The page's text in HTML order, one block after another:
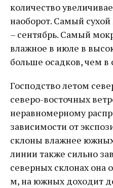
количество
наоборот. Самый
– сентябрь. Самый
влажное в июле в
больше осадков, чем в
Господство летом
северо-восточных
неравномерному
зависимости от
склоны влажнее
линии также сильно
северных склонах она
м, на южных доходит